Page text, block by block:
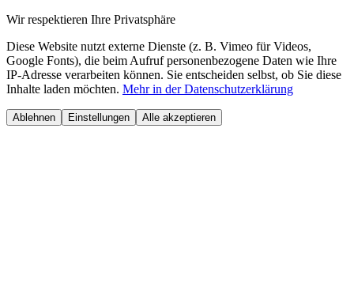
Wir respektieren Ihre Privatsphäre
Diese Website nutzt externe Dienste (z. B. Vimeo für Videos,
Google Fonts), die beim Aufruf personenbezogene Daten wie Ihre
IP-Adresse verarbeiten können. Sie entscheiden selbst, ob Sie diese
Inhalte laden möchten. Mehr in der Datenschutzerklärung
Ablehnen Einstellungen Alle akzeptieren